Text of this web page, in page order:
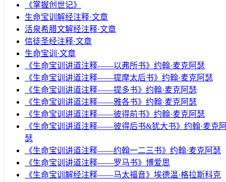
《掌握创世记》
生命宝训解经注释·文章
活泉希腊文解经注释·文章
信徒圣经注释·文章
生命宝训·文章
《生命宝训讲道注释——以弗所书》约翰·麦克阿瑟
《生命宝训讲道注释——提摩太后书》约翰·麦克阿瑟
《生命宝训讲道注释——提多书》约翰·麦克阿瑟
《生命宝训讲道注释——雅各书》约翰·麦克阿瑟
《生命宝训讲道注释——彼得前书》约翰·麦克阿瑟
《生命宝训讲道注释——彼得后书&犹大书》约翰·麦克
瑟
《生命宝训讲道注释——约翰一二三书》约翰·麦克阿瑟
《生命宝训讲道注释——罗马书》博爱思
《生命宝训解经注释——马太福音》埃德温·格拉斯科克